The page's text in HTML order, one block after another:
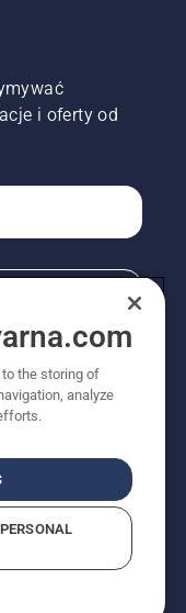
i oferty od
zastrzeżone.
detalicznymi.
użytkowania
to the storing of
analyze